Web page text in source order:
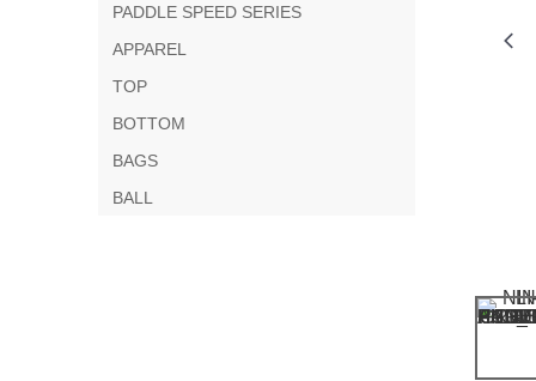
PADDLE SPEED SERIES
APPAREL
TOP
BOTTOM
BAGS
BALL